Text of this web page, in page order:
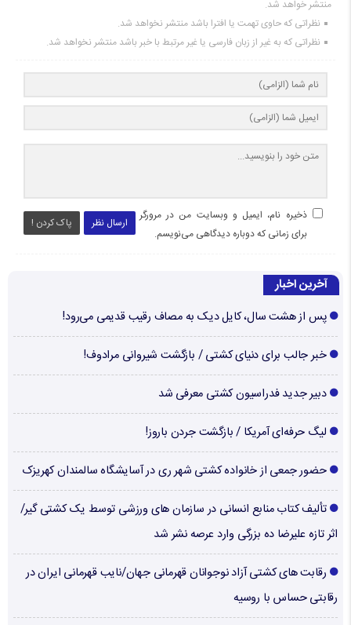
منتشر خواهد شد.
نظراتی که حاوی تهمت یا افترا باشد منتشر نخواهد شد.
نظراتی که به غیر از زبان فارسی یا غیر مرتبط با خبر باشد منتشر نخواهد شد.
ارسال نظر پاک کردن !
ذخیره نام، ایمیل و وبسایت من در مرورگر
برای زمانی که دوباره دیدگاهی می‌نویسم.
آخرین اخبار
پس از هشت سال، کایل دیک به مصاف رقیب قدیمی می‌رود!
خبر جالب برای دنیای کشتی / بازگشت شیروانی مرادوف!
دبیر جدید فدراسیون کشتی معرفی شد
لیگ حرفه‌ای آمریکا / بازگشت جردن باروز!
حضور جمعی از خانواده کشتی شهر ری در آسایشگاه سالمندان کهریزک
تألیف کتاب منابع انسانی در سازمان های ورزشی توسط یک کشتی گیر/
اثر تازه علیرضا ده بزرگی وارد عرصه نشر شد
رقابت های کشتی آزاد نوجوانان قهرمانی جهان/نایب قهرمانی ایران در
رقابتی حساس با روسیه